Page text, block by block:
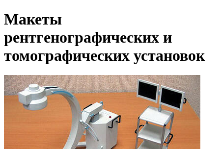
Макеты
рентгенографических и
томографических установок